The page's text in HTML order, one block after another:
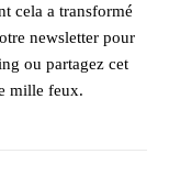
cela a transformé
newsletter pour
ou partagez cet
mille feux.